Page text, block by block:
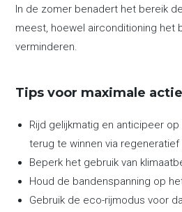
In de zomer benadert het bereik
meest, hoewel airconditioning het
verminderen.
Tips voor maximale
Rijd gelijkmatig en anticipeer
terug te winnen via regeneratief
Beperk het gebruik van
Houd de bandenspanning op
Gebruik de eco-rijmodus voor